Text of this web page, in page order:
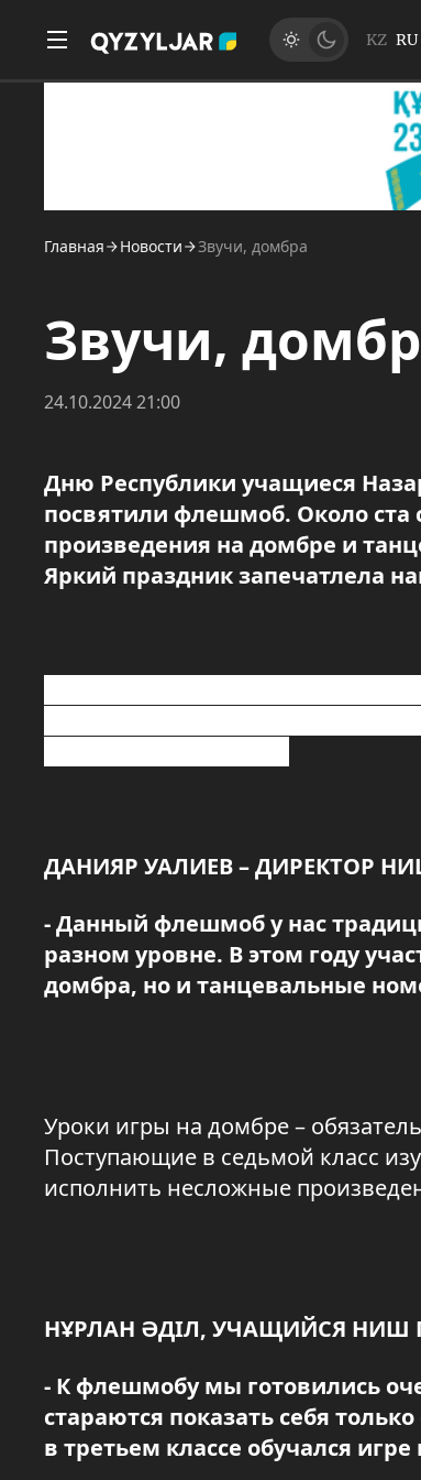
KZ RU
Главная Новости Звучи, домбра
Звучи,
24.10.2024 21:00
Дню Республики учащиеся
посвятили флешмоб. Около ста
произведения на домбре и
Яркий праздник запечатлела
ДАНИЯР УАЛИЕВ – ДИРЕКТОР
- Данный флешмоб у нас
разном уровне. В этом году
домбра, но и танцевальные
Уроки игры на домбре –
Поступающие в седьмой класс
исполнить несложные
НҰРЛАН ӘДІЛ, УЧАЩИЙСЯ НИШ
- К флешмобу мы готовились
стараются показать себя
в третьем классе обучался